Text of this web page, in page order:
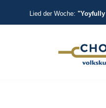
Lied der Woche: